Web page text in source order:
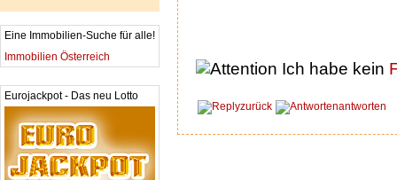
Eine Immobilien-Suche für alle!
Immobilien Österreich
Eurojackpot - Das neu Lotto
Ich habe kein
zurück antworten